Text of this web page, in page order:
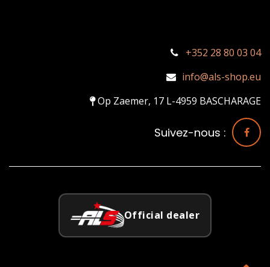
+352 28 80 03 04
info@als-shop.eu
Op Zaemer, 17 L-4959 BASCHARAGE
Suivez-nous :
Official dealer